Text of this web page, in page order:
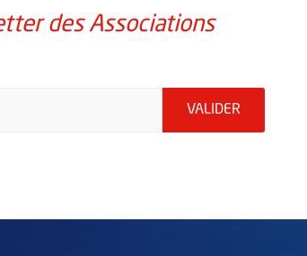
des Associations
des associations de la ville d'Angers,
VALIDER